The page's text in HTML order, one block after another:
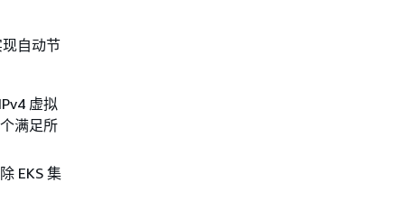
自动节
虚拟
满足所
EKS 集